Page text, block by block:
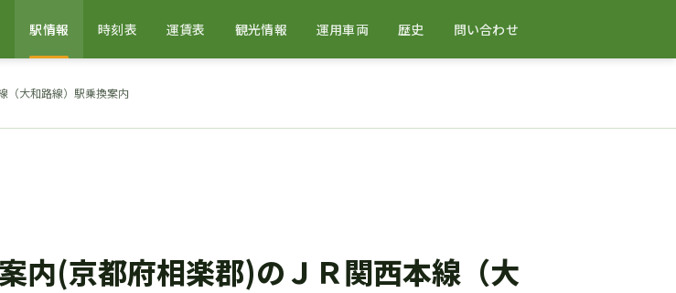
駅情報 時刻表 運賃表 観光情報 運用車両 歴史 問い合わせ
（大和路線）駅乗換案内
内(京都府相楽郡)のＪＲ関西本線（大